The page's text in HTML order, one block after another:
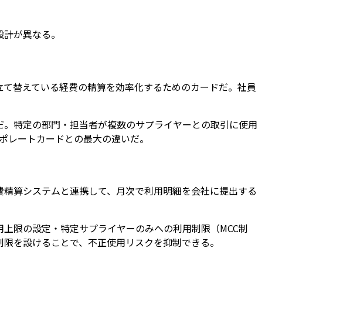
が異なる。
替えている経費の精算を効率化するためのカードだ。社員
特定の部門・担当者が複数のサプライヤーとの取引に使用
ートカードとの最大の違いだ。
算システムと連携して、月次で利用明細を会社に提出する
限の設定・特定サプライヤーのみへの利用制限（MCC制
を設けることで、不正使用リスクを抑制できる。